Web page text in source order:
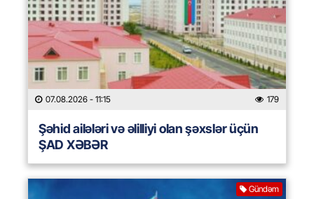
07.08.2026 - 11:15 179
Şəhid ailələri və əlilliyi olan şəxslər üçün
ŞAD XƏBƏR
Gündəm